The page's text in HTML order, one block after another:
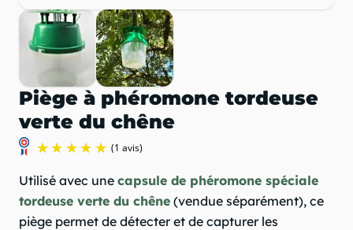
Piège à phéromone tordeuse
verte du chêne
Utilisé avec une capsule de phéromone spéciale
tordeuse verte du chêne (vendue séparément), ce
piège permet de détecter et de capturer les